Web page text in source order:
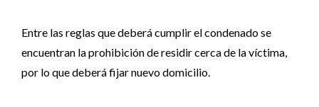
Entre las reglas que deberá cumplir el condenado se
encuentran la prohibición de residir cerca de la víctima,
por lo que deberá fijar nuevo domicilio.